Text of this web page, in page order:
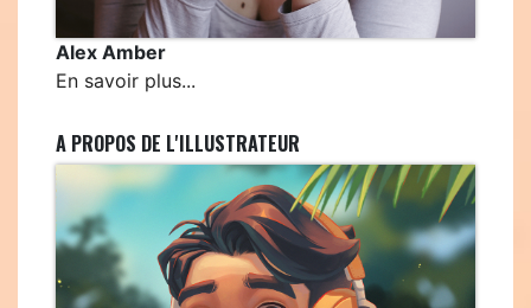
Alex Amber
En savoir plus...
A PROPOS DE L'ILLUSTRATEUR